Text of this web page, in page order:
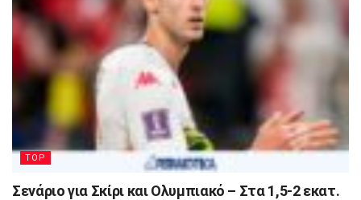
TOP
Σενάριο για Σκίρι και Ολυμπιακό – Στα 1,5-2 εκατ.